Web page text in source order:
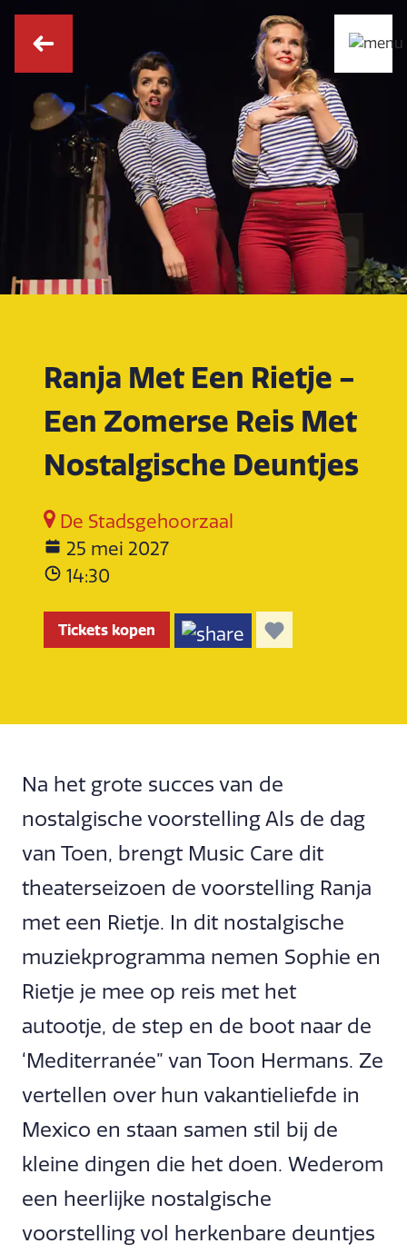
Ranja Met Een Rietje -
Een Zomerse Reis Met
Nostalgische Deuntjes
De Stadsgehoorzaal
25 mei 2027
14:30
Tickets kopen
Na het grote succes van de
nostalgische voorstelling Als de dag
van Toen, brengt Music Care dit
theaterseizoen de voorstelling Ranja
met een Rietje. In dit nostalgische
muziekprogramma nemen Sophie en
Rietje je mee op reis met het
autootje, de step en de boot naar de
‘Mediterranée” van Toon Hermans. Ze
vertellen over hun vakantieliefde in
Mexico en staan samen stil bij de
kleine dingen die het doen. Wederom
een heerlijke nostalgische
voorstelling vol herkenbare deuntjes